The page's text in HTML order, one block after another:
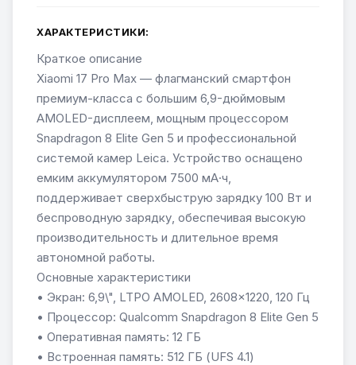
ХАРАКТЕРИСТИКИ:
Краткое описание
Xiaomi 17 Pro Max — флагманский смартфон
премиум-класса с большим 6,9-дюймовым
AMOLED-дисплеем, мощным процессором
Snapdragon 8 Elite Gen 5 и профессиональной
системой камер Leica. Устройство оснащено
емким аккумулятором 7500 мА·ч,
поддерживает сверхбыструю зарядку 100 Вт и
беспроводную зарядку, обеспечивая высокую
производительность и длительное время
автономной работы.
Основные характеристики
• Экран: 6,9\", LTPO AMOLED, 2608×1220, 120 Гц
• Процессор: Qualcomm Snapdragon 8 Elite Gen 5
• Оперативная память: 12 ГБ
• Встроенная память: 512 ГБ (UFS 4.1)